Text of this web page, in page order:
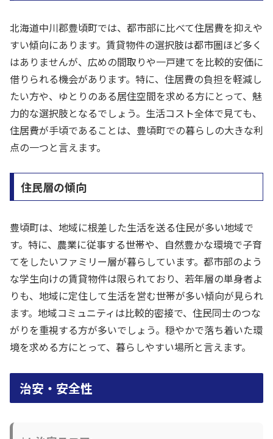
北海道中川郡豊頃町では、都市部に比べて住居費を抑えや
すい傾向にあります。賃貸物件の選択肢は都市圏ほど多く
はありませんが、広めの間取りや一戸建てを比較的安価に
借りられる機会があります。特に、住居費の負担を軽減し
たい方や、ゆとりのある居住空間を求める方にとって、魅
力的な選択肢となるでしょう。生活コスト全体で見ても、
住居費が手頃であることは、豊頃町での暮らしの大きな利
点の一つと言えます。
住民層の傾向
豊頃町は、地域に根差した生活を送る住民が多い地域で
す。特に、農業に従事する世帯や、自然豊かな環境で子育
てをしたいファミリー層が暮らしています。都市部のよう
な学生向けの賃貸物件は限られており、若年層の単身者よ
りも、地域に定住して生活を営む世帯が多い傾向が見られ
ます。地域コミュニティは比較的密接で、住民同士のつな
がりを重視する方が多いでしょう。穏やかで落ち着いた環
境を求める方にとって、暮らしやすい場所と言えます。
治安・安全性